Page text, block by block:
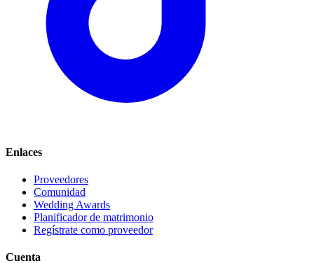
Enlaces
Proveedores
Comunidad
Wedding Awards
Planificador de matrimonio
Regístrate como proveedor
Cuenta